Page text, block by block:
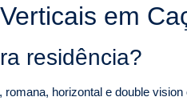
em
residência?
horizontal e double